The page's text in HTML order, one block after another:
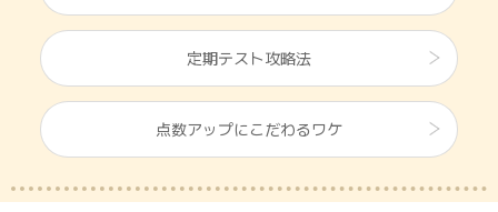
定期テスト攻略法
点数アップにこだわるワケ